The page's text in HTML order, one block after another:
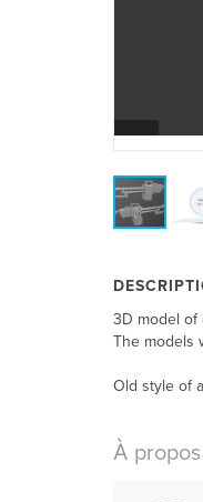
3D model of
The models
Old style of
À